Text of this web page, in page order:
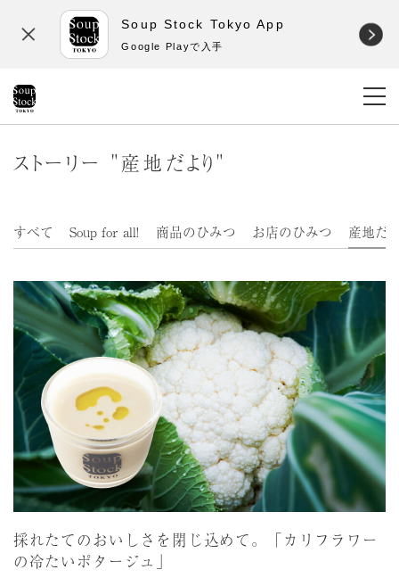
Soup Stock Tokyo App
Google Playで入手
ストーリー "産地だより"
すべて Soup for all! 商品のひみつ お店のひみつ 産地だ
採れたてのおいしさを閉じ込めて。「カリフラワー
の冷たいポタージュ」